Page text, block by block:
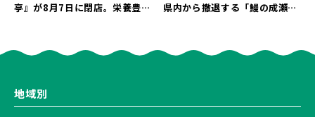
亭』が8月7日に閉店。栄養豊富
県内から撤退する「鰻の成瀬」
地域別